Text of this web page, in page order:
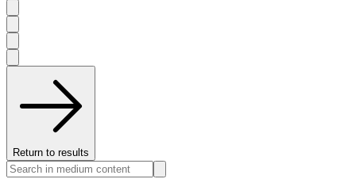
Return to results